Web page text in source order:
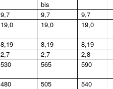
bis
9,7 9,7
9,7
19,0 19,0 19,0
8,19 8,19
8,19
2,7 2,7
2,8
530 565 590
480 505 540